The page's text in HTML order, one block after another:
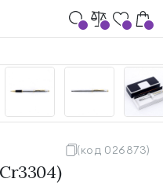
(код 026873)